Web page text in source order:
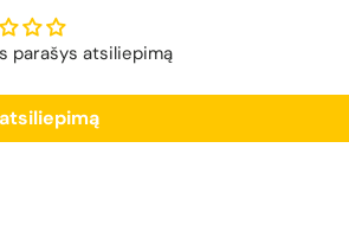
parašys atsiliepimą